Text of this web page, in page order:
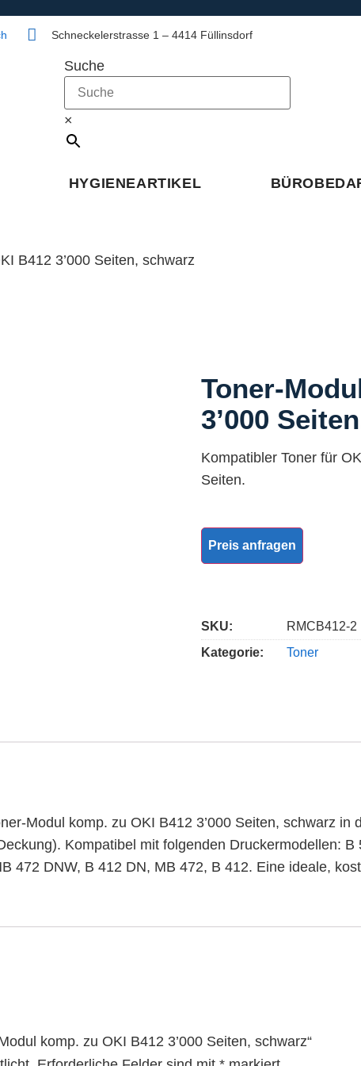
Schneckelerstrasse 1 – 4414 Füllinsdorf
Suche
×
HYGIENEARTIKEL
B412 3’000 Seiten, schwarz
Toner-
3’000
Kompatibler Toner für
Seiten.
Preis anfragen
SKU:
RMCB412-2
Kategorie:
Toner
Modul komp. zu OKI B412 3’000 Seiten, schwarz in
Kompatibel mit folgenden Druckermodellen:
472 DNW, B 412 DN, MB 472, B 412. Eine ideale,
komp. zu OKI B412 3’000 Seiten, schwarz“